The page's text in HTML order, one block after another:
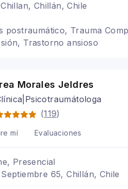
Chillán, Chile
postraumático, Trauma
Trastorno ansioso
Morales Jeldres
(119)
mí Evaluaciones
Presencial
65, Chillán, Chile